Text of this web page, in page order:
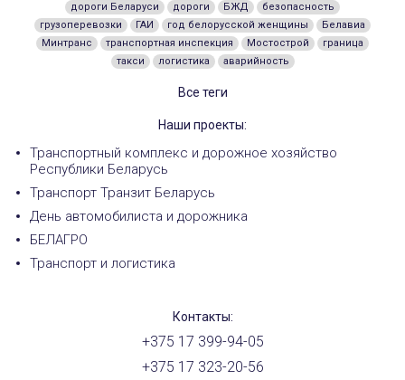
дороги Беларуси дороги БЖД
безопасность
грузоперевозки
ГАИ год белорусской женщины
Белавиа
Минтранс
транспортная инспекция Мостострой
граница
такси
логистика аварийность
Все теги
Наши проекты:
Транспортный комплекс и дорожное хозяйство
Республики Беларусь
Транспорт Транзит Беларусь
День автомобилиста и дорожника
БЕЛАГРО
Транспорт и логистика
Контакты:
+375 17 399-94-05
+375 17 323-20-56